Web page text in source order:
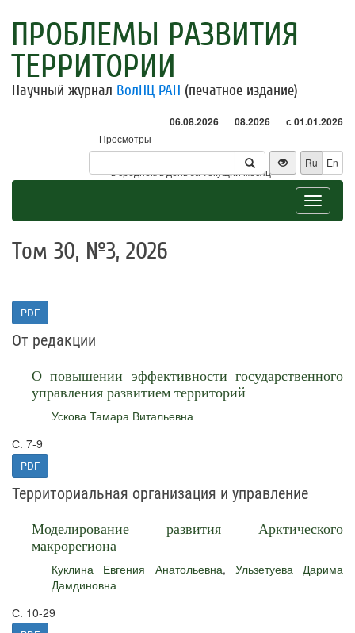
ПРОБЛЕМЫ РАЗВИТИЯ
ТЕРРИТОРИИ
Научный журнал ВолНЦ РАН (печатное издание)
06.08.2026 08.2026 с 01.01.2026
Просмотры
Посетители
* - в среднем в день за текущий месяц
Ru En
Toggle
Том 30, №3, 2026
PDF
От редакции
О повышении эффективности государственного
управления развитием территорий
Ускова Тамара Витальевна
С. 7-9
PDF
Территориальная организация и управление
Моделирование развития Арктического
макрорегиона
Куклина Евгения Анатольевна, Ульзетуева Дарима
Дамдиновна
С. 10-29